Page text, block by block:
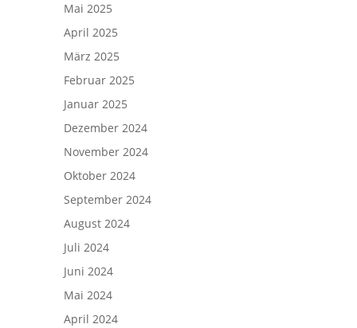
Mai 2025
April 2025
März 2025
Februar 2025
Januar 2025
Dezember 2024
November 2024
Oktober 2024
September 2024
August 2024
Juli 2024
Juni 2024
Mai 2024
April 2024